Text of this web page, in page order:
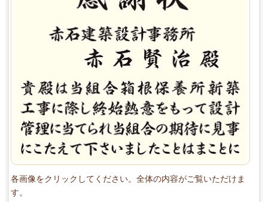
各画像をクリックしてください。全体の内容がご覧いただけま
す。